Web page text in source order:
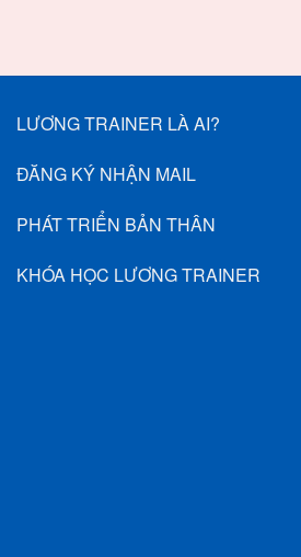
LƯƠNG TRAINER LÀ AI?
ĐĂNG KÝ NHẬN MAIL
PHÁT TRIỂN BẢN THÂN
KHÓA HỌC LƯƠNG TRAINER